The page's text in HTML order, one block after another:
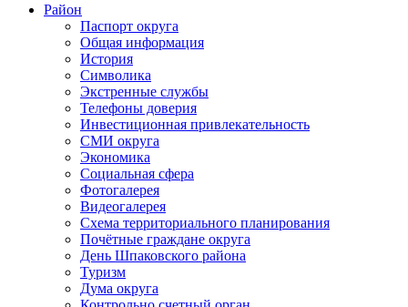
Район
Паспорт округа
Общая информация
История
Символика
Экстренные службы
Телефоны доверия
Инвестиционная привлекательность
СМИ округа
Экономика
Социальная сфера
Фотогалерея
Видеогалерея
Схема территориального планирования
Почётные граждане округа
День Шпаковского района
Туризм
Дума округа